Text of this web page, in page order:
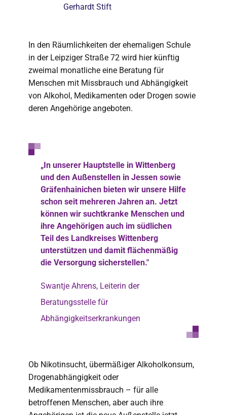
Gerhardt Stift
In den Räumlichkeiten der ehemaligen Schule
in der Leipziger Straße 72 wird hier künftig
zweimal monatliche eine Beratung für
Menschen mit Missbrauch und Abhängigkeit
von Alkohol, Medikamenten oder Drogen sowie
deren Angehörige angeboten.
„In unserer Hauptstelle in Wittenberg
und den Außenstellen in Jessen sowie
Gräfenhainichen bieten wir unsere Hilfe
schon seit mehreren Jahren an. Jetzt
können wir suchtkranke Menschen und
ihre Angehörigen auch im südlichen
Teil des Landkreises Wittenberg
unterstützen und damit flächenmäßig
die Versorgung sicherstellen."
Swantje Ahrens, Leiterin der
Beratungsstelle für
Abhängigkeitserkrankungen
Ob Nikotinsucht, übermäßiger Alkoholkonsum,
Drogenabhängigkeit oder
Medikamentenmissbrauch – für alle
betroffenen Menschen, aber auch ihre